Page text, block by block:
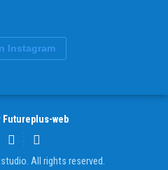
Instagram
Futureplus-web
All rights reserved.